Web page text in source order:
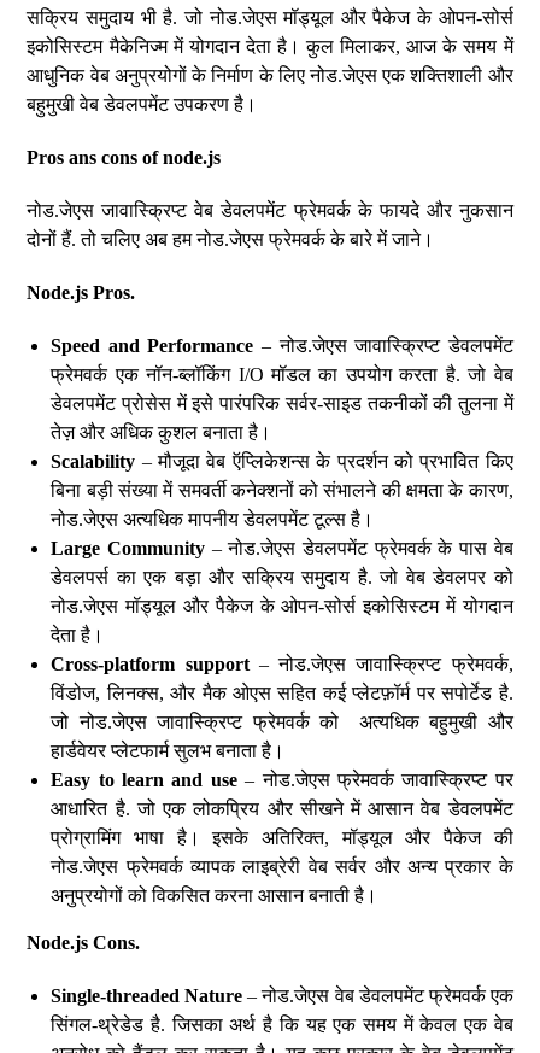
सक्रिय समुदाय भी है. जो नोड.जेएस मॉड्यूल और पैकेज के ओपन-सोर्स
इकोसिस्टम मैकेनिज्म में योगदान देता है। कुल मिलाकर, आज के समय में
आधुनिक वेब अनुप्रयोगों के निर्माण के लिए नोड.जेएस एक शक्तिशाली और
बहुमुखी वेब डेवलपमेंट उपकरण है।
Pros ans cons of node.js
नोड.जेएस जावास्क्रिप्ट वेब डेवलपमेंट फ्रेमवर्क के फायदे और नुकसान
दोनों हैं. तो चलिए अब हम नोड.जेएस फ्रेमवर्क के बारे में जाने।
Node.js Pros.
Speed and Performance – नोड.जेएस जावास्क्रिप्ट डेवलपमेंट
फ्रेमवर्क एक नॉन-ब्लॉकिंग I/O मॉडल का उपयोग करता है. जो वेब
डेवलपमेंट प्रोसेस में इसे पारंपरिक सर्वर-साइड तकनीकों की तुलना में
तेज़ और अधिक कुशल बनाता है।
Scalability – मौजूदा वेब ऍप्लिकेशन्स के प्रदर्शन को प्रभावित किए
बिना बड़ी संख्या में समवर्ती कनेक्शनों को संभालने की क्षमता के कारण,
नोड.जेएस अत्यधिक मापनीय डेवलपमेंट टूल्स है।
Large Community – नोड.जेएस डेवलपमेंट फ्रेमवर्क के पास वेब
डेवलपर्स का एक बड़ा और सक्रिय समुदाय है. जो वेब डेवलपर को
नोड.जेएस मॉड्यूल और पैकेज के ओपन-सोर्स इकोसिस्टम में योगदान
देता है।
Cross-platform support– नोड.जेएस जावास्क्रिप्ट फ्रेमवर्क,
विंडोज, लिनक्स, और मैक ओएस सहित कई प्लेटफ़ॉर्म पर सपोर्टेड है.
जो नोड.जेएस जावास्क्रिप्ट फ्रेमवर्क को अत्यधिक बहुमुखी और
हार्डवेयर प्लेटफार्म सुलभ बनाता है।
Easy to learn and use– नोड.जेएस फ्रेमवर्क जावास्क्रिप्ट पर
आधारित है. जो एक लोकप्रिय और सीखने में आसान वेब डेवलपमेंट
प्रोग्रामिंग भाषा है। इसके अतिरिक्त, मॉड्यूल और पैकेज की
नोड.जेएस फ्रेमवर्क व्यापक लाइब्रेरी वेब सर्वर और अन्य प्रकार के
अनुप्रयोगों को विकसित करना आसान बनाती है।
Node.js Cons.
Single-threaded Nature – नोड.जेएस वेब डेवलपमेंट फ्रेमवर्क एक
सिंगल-थ्रेडेड है. जिसका अर्थ है कि यह एक समय में केवल एक वेब